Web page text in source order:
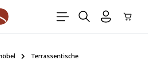
Terrassentische